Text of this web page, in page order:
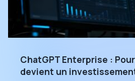
ChatGPT Enterprise :
devient un